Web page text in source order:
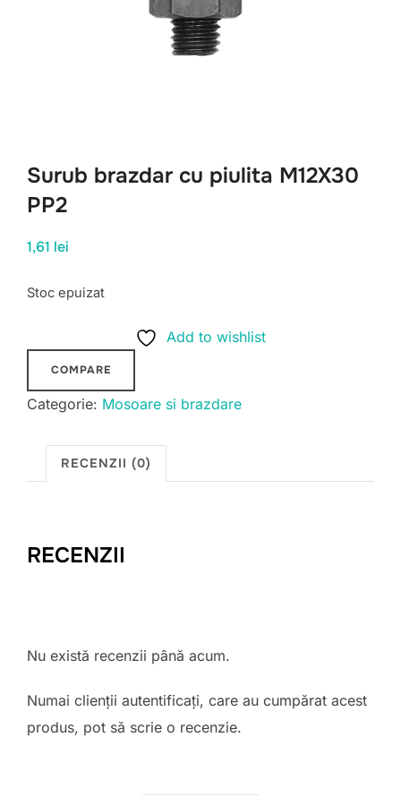
Surub brazdar cu piulita M12X30
PP2
1,61 lei
Stoc epuizat
Add to wishlist
COMPARE
Categorie: Mosoare si brazdare
RECENZII (0)
RECENZII
Nu există recenzii până acum.
Numai clienții autentificați, care au cumpărat acest
produs, pot să scrie o recenzie.